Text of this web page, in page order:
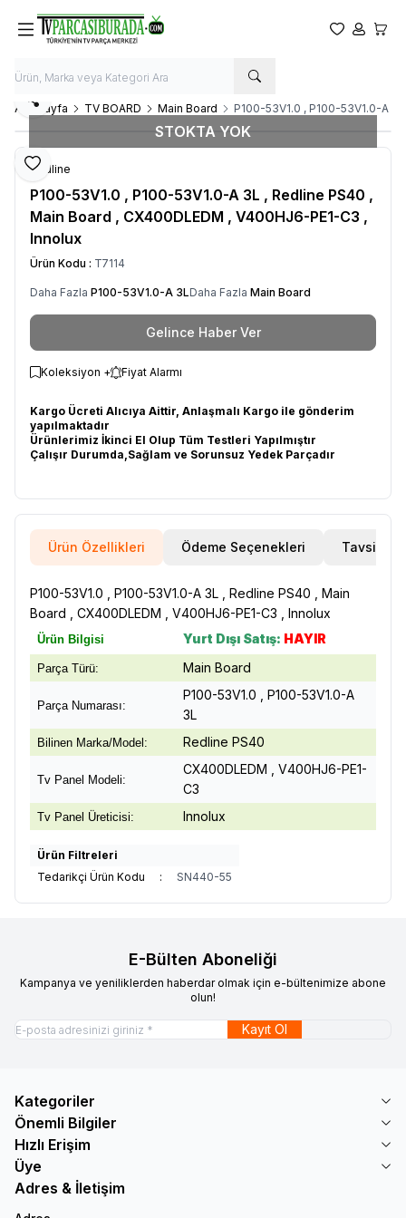
Favorilerim
Hesabım
Ana Sayfa TV BOARD Main Board P100-53V1.0 , P100-53V1.0-A
STOKTA YOK
Favoriye Ekle
Paylaş
Redline
P100-53V1.0 , P100-53V1.0-A 3L , Redline PS40 ,
Main Board , CX400DLEDM , V400HJ6-PE1-C3 ,
Innolux
Ürün Kodu : T7114
Daha Fazla P100-53V1.0-A 3LDaha Fazla Main Board
Gelince Haber Ver
Koleksiyon + Fiyat Alarmı
Kargo Ücreti Alıcıya Aittir, Anlaşmalı Kargo ile gönderim
yapılmaktadır
Ürünlerimiz İkinci El Olup Tüm Testleri Yapılmıştır
Çalışır Durumda,Sağlam ve Sorunsuz Yedek Parçadır
Ürün Özellikleri Ödeme Seçenekleri Tavsiye Et
P100-53V1.0 , P100-53V1.0-A 3L , Redline PS40 , Main
Board , CX400DLEDM , V400HJ6-PE1-C3 , Innolux
Ürün Bilgisi Yurt Dışı Satış: HAYIR
Parça Türü: Main Board
Parça Numarası:
P100-53V1.0 , P100-53V1.0-A
3L
Bilinen Marka/Model: Redline PS40
Tv Panel Modeli:
CX400DLEDM , V400HJ6-PE1-
C3
Tv Panel Üreticisi: Innolux
Ürün Filtreleri
Tedarikçi Ürün Kodu
: SN440-55
E-Bülten Aboneliği
Kampanya ve yeniliklerden haberdar olmak için e-bültenimize abone
olun!
Kayıt Ol
Kategoriler
Önemli Bilgiler
Hızlı Erişim
Üye
Adres & İletişim